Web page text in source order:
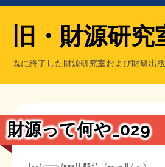
もっと知りたい方へ
旧・財源研究
既に終了した財源研究室および財研出
財源って何や_029